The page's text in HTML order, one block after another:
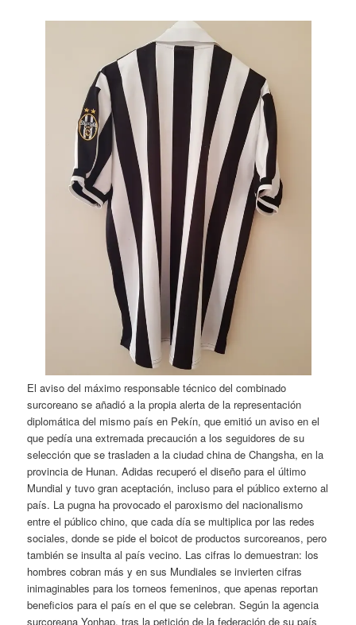
El aviso del máximo responsable técnico del combinado
surcoreano se añadió a la propia alerta de la representación
diplomática del mismo país en Pekín, que emitió un aviso en el
que pedía una extremada precaución a los seguidores de su
selección que se trasladen a la ciudad china de Changsha, en la
provincia de Hunan. Adidas recuperó el diseño para el último
Mundial y tuvo gran aceptación, incluso para el público externo al
país. La pugna ha provocado el paroxismo del nacionalismo
entre el público chino, que cada día se multiplica por las redes
sociales, donde se pide el boicot de productos surcoreanos, pero
también se insulta al país vecino. Las cifras lo demuestran: los
hombres cobran más y en sus Mundiales se invierten cifras
inimaginables para los torneos femeninos, que apenas reportan
beneficios para el país en el que se celebran. Según la agencia
surcoreana Yonhap, tras la petición de la federación de su país